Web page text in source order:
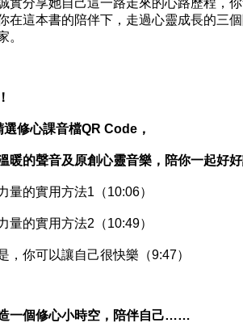
分享她自己這一路走來的心路歷程，你
在這本書的陪伴下，走過心靈成長的三
。
心課音檔QR Code，
的聲音及原創心靈音樂，陪你一起好好
的實用方法1（10:06）
的實用方法2（10:49）
你可以讓自己很快樂（9:47）
個修心小時空，陪伴自己……